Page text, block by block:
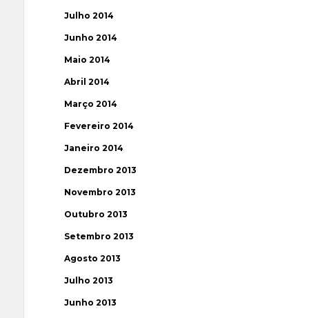
Julho 2014
Junho 2014
Maio 2014
Abril 2014
Março 2014
Fevereiro 2014
Janeiro 2014
Dezembro 2013
Novembro 2013
Outubro 2013
Setembro 2013
Agosto 2013
Julho 2013
Junho 2013